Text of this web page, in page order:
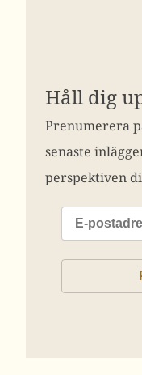
Håll dig
Prenumerera
senaste
perspektiven